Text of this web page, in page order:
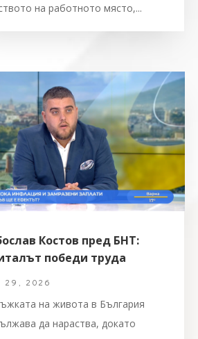
на работното място,...
Костов пред БНТ:
победи труда
2026
на живота в България
да нараства, докато